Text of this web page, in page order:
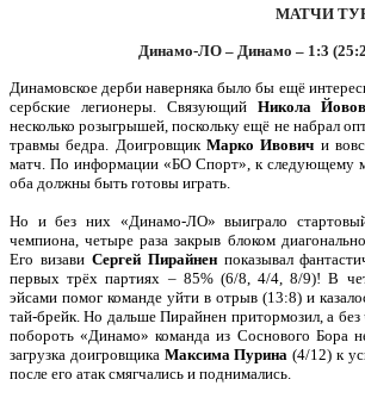
МАТЧИ
Динамо-ЛО – Динамо – 1:3
Динамовское дерби наверняка было бы ещё
сербские легионеры. Связующий Никола
несколько розыгрышей, поскольку ещё не набрал
травмы бедра. ДоигровщикМарко Ивович и
матч. По информации «БО Спорт», к следующему
оба должны быть готовы играть.
Но и без них «Динамо-ЛО» выиграло
чемпиона, четыре раза закрыв блоком
Его визави Сергей Пирайненпоказывал
первых трёх партиях – 85% (6/8, 4/4, 8/9)! В
эйсами помог команде уйти в отрыв (13:8) и
тай-брейк. Но дальше Пирайнен притормозил, а без
побороть «Динамо» команда из Соснового Бора
загрузка доигровщика Максима Пурина (4/12) к
после его атак смягчались и поднимались.